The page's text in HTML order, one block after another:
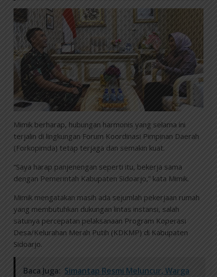
Mimik berharap, hubungan harmonis yang selama ini
terjalin di lingkungan Forum Koordinasi Pimpinan Daerah
(Forkopimda) tetap terjaga dan semakin kuat.
“Saya harap panjenengan seperti itu, bekerja sama
dengan Pemerintah Kabupaten Sidoarjo,” kata Mimik.
Mimik mengatakan masih ada sejumlah pekerjaan rumah
yang membutuhkan dukungan lintas instansi, salah
satunya percepatan pelaksanaan Program Koperasi
Desa/Kelurahan Merah Putih (KDKMP) di Kabupaten
Sidoarjo.
Baca Juga: Simantap Resmi Meluncur, Warga